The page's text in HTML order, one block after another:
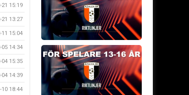
21 15:19
21 13:27
11 15:04
05 14:34
04 15:35
04 14:39
10 18:44